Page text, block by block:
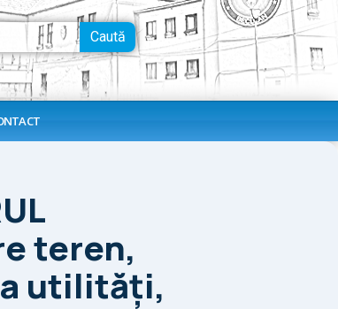
Caută
teren,
utilități,